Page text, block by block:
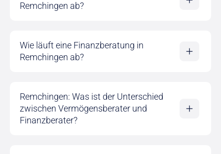
Remchingen ab?
Wie läuft eine Finanzberatung in
Remchingen ab?
Remchingen: Was ist der Unterschied
zwischen Vermögensberater und
Finanzberater?